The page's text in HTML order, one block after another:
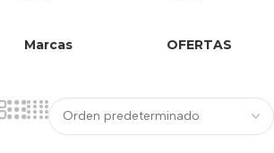
Marcas OFERTAS